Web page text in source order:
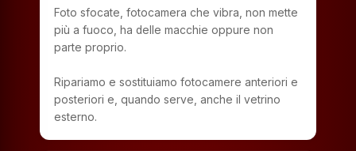
Foto sfocate, fotocamera che vibra, non mette
più a fuoco, ha delle macchie oppure non
parte proprio.
Ripariamo e sostituiamo fotocamere anteriori e
posteriori e, quando serve, anche il vetrino
esterno.